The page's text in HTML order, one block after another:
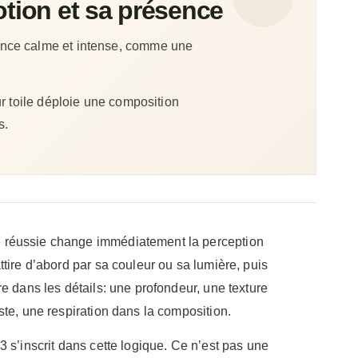
et sa présence
calme et intense, comme une
toile déploie une composition
change immédiatement la perception
d’abord par sa couleur ou sa lumière, puis
dans les détails: une profondeur, une texture
une respiration dans la composition.
s’inscrit dans cette logique. Ce n’est pas une